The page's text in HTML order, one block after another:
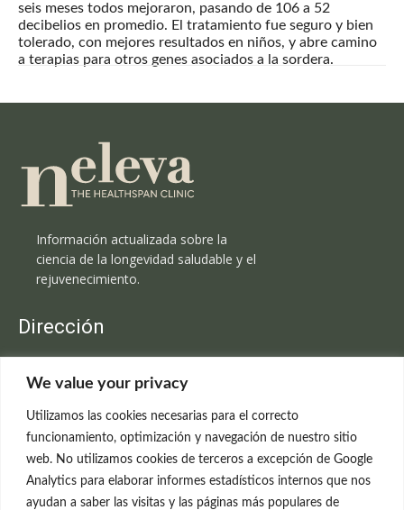
We value your privacy
Utilizamos las cookies necesarias para el correcto
funcionamiento, optimización y navegación de nuestro sitio
web. No utilizamos cookies de terceros a excepción de Google
Analytics para elaborar informes estadísticos internos que nos
ayudan a saber las visitas y las páginas más populares de
seis meses todos mejoraron, pasando de 106 a 52
decibelios en promedio. El tratamiento fue seguro y bien
tolerado, con mejores resultados en niños, y abre camino
a terapias para otros genes asociados a la sordera.
Información actualizada sobre la
ciencia de la longevidad saludable y el
rejuvenecimiento.
Dirección
C/Claudio Coello, 19 - 1º
699 595 619
rejuvenecimiento@clinicaneleva.com